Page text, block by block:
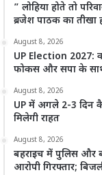
” लोहिया होते तो
ब्रजेश पाठक का तीखा
August 8, 2026
UP Election 2027:
फोकस और सपा के
August 8, 2026
UP में अगले 2-3 दिन
मिलेगी राहत
August 8, 2026
बहराइच में पुलिस और
आरोपी गिरफ्तार;